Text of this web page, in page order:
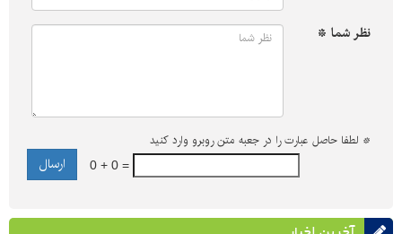
نظر شما *
* لطفا حاصل عبارت را در جعبه متن روبرو وارد کنید
0 + 0 =